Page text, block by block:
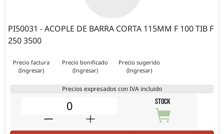
PI50031 - ACOPLE DE BARRA CORTA 115MM F 100 TIB F
250 3500
Precio factura
(Ingresar)
Precio bonificado
(Ingresar)
Precio sugerido
(Ingresar)
Precios expresados con IVA incluido
STOCK